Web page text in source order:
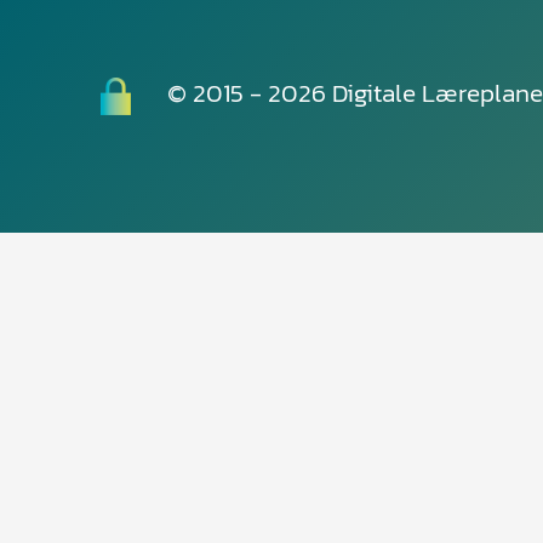
© 2015 - 2026 Digitale